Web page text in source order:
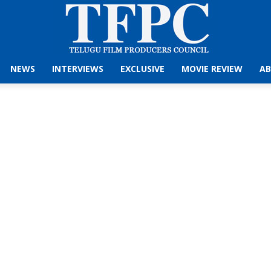
NEWS INTERVIEWS EXCLUSIVE MOVIE REVIEW